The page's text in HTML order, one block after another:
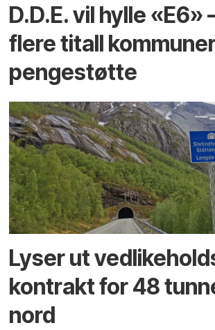
D.D.E. vil hylle «E6»
flere titall
pengestøtte
Lyser ut
kontrakt for 48
nord